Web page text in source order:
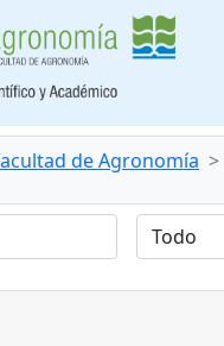
de Agronomía